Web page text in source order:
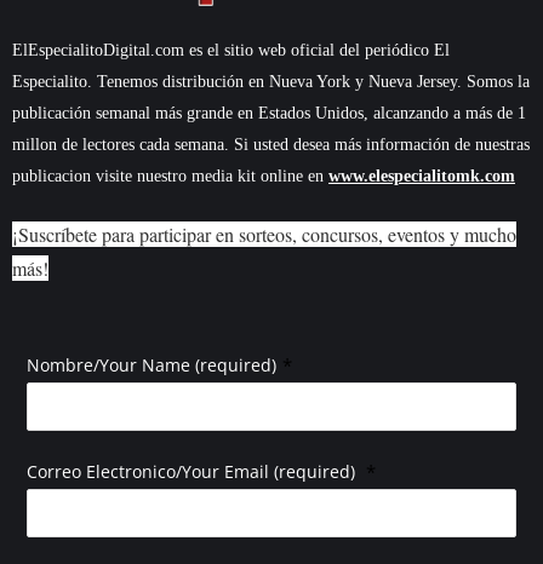
ElEspecialitoDigital.com es el sitio web oficial del periódico El
Especialito. Tenemos distribución en Nueva York y Nueva Jersey. Somos la
publicación semanal más grande en Estados Unidos, alcanzando a más de 1
millon de lectores cada semana. Si usted desea más información de nuestras
publicacion visite nuestro media kit online en www.elespecialitomk.com
¡Suscríbete para participar en sorteos, concursos, eventos y mucho
más!
Nombre/Your Name (required) *
Correo Electronico/Your Email (required) *